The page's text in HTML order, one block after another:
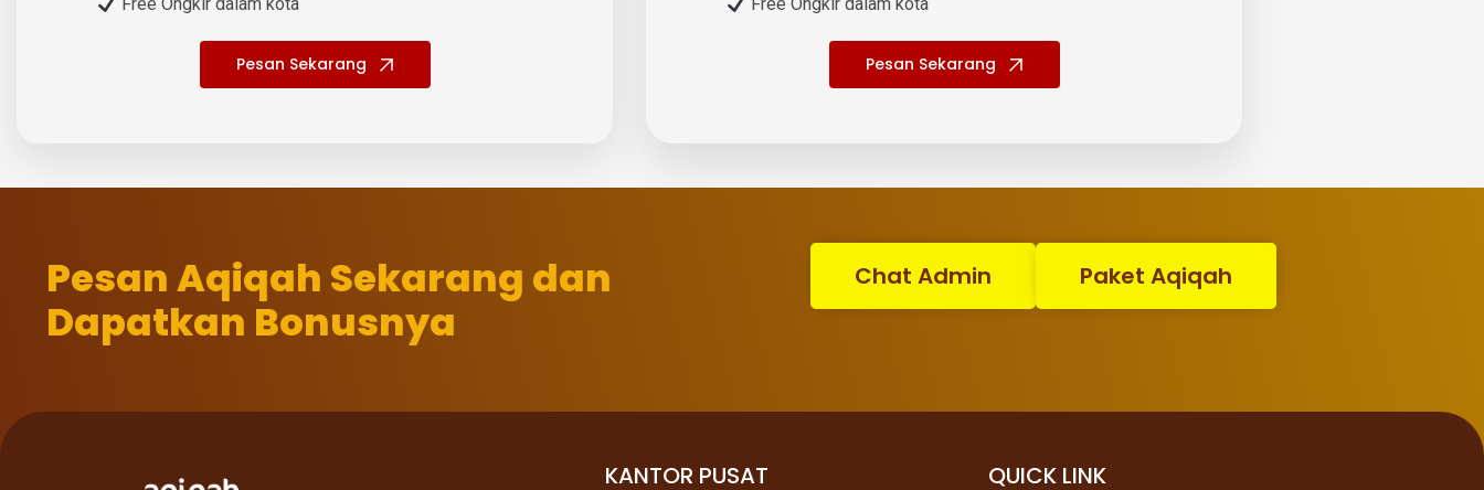
Free Ongkir dalam kota
Pesan Sekarang
Free Ongkir dalam kota
Pesan Sekarang
Pesan Aqiqah Sekarang dan
Dapatkan Bonusnya
Chat Admin Paket Aqiqah
KANTOR PUSAT QUICK LINK